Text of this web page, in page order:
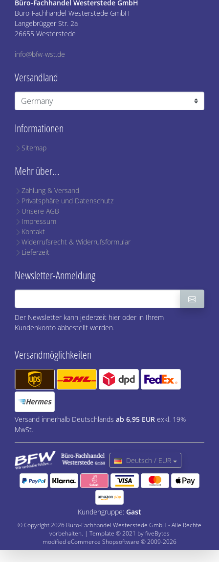
Informationen
Sitemap
Mehr über...
Zahlung & Versand
Privatsphäre und Datenschutz
Unsere AGB
Impressum
Kontakt
Widerrufsrecht & Widerrufsformular
Lieferzeit
Büro-Fachhandel Westerstede GmbH
Büro-Fachhandel Westerstede GmbH
Langebrügger Str. 2a
26655 Westerstede
info@bfw-wst.de
Versandland
Newsletter-Anmeldung
Der Newsletter kann jederzeit hier oder in Ihrem
Kundenkonto abbestellt werden.
Versandmöglichkeiten
Versand innerhalb Deutschlands ab 6,95 EUR exkl. 19%
MwSt.
Deutsch / EUR
Kundengruppe: Gast
© Copyright 2026 Büro-Fachhandel Westerstede GmbH - Alle Rechte
vorbehalten. | Template © 2021 by fiveBytes
modified eCommerce Shopsoftware © 2009-2026